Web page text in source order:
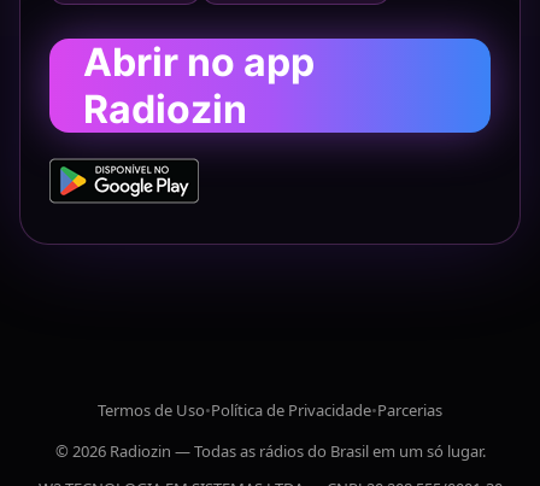
Abrir no app
Radiozin
Termos de Uso•Política de Privacidade•Parcerias
© 2026 Radiozin — Todas as rádios do Brasil em um só lugar.